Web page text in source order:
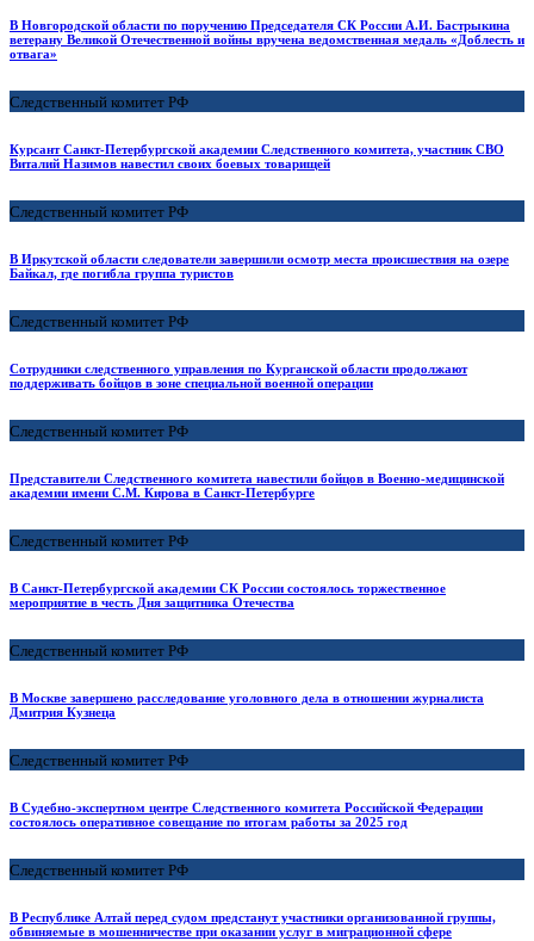
В Новгородской области по поручению Председателя СК России А.И. Бастрыкина
ветерану Великой Отечественной войны вручена ведомственная медаль «Доблесть и
отвага»
Следственный комитет РФ
Курсант Санкт-Петербургской академии Следственного комитета, участник СВО
Виталий Назимов навестил своих боевых товарищей
Следственный комитет РФ
В Иркутской области следователи завершили осмотр места происшествия на озере
Байкал, где погибла группа туристов
Следственный комитет РФ
Сотрудники следственного управления по Курганской области продолжают
поддерживать бойцов в зоне специальной военной операции
Следственный комитет РФ
Представители Следственного комитета навестили бойцов в Военно-медицинской
академии имени С.М. Кирова в Санкт-Петербурге
Следственный комитет РФ
В Санкт-Петербургской академии СК России состоялось торжественное
мероприятие в честь Дня защитника Отечества
Следственный комитет РФ
В Москве завершено расследование уголовного дела в отношении журналиста
Дмитрия Кузнеца
Следственный комитет РФ
В Судебно-экспертном центре Следственного комитета Российской Федерации
состоялось оперативное совещание по итогам работы за 2025 год
Следственный комитет РФ
В Республике Алтай перед судом предстанут участники организованной группы,
обвиняемые в мошенничестве при оказании услуг в миграционной сфере